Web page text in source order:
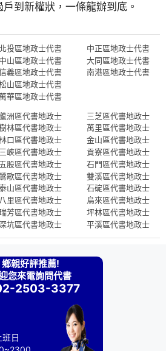
到新權狀，一條龍辦到底。
投區地政士代書
中山區地政士代書
義區地政士代書
山區地政士代書
華區地政士代書
中正區地政士代書
大同區地政士代書
南港區地政士代書
洲區代書地政士
林區代書地政士
口區代書地政士
三峽區代書地政士
五股區代書地政士
鶯歌區代書地政士
山區代書地政士
八里區代書地政士
芳區代書地政士
坑區代書地政士
三芝區代書地政士
萬里區代書地政士
金山區代書地政士
貢寮區代書地政士
石門區代書地政士
雙溪區代書地政士
石碇區代書地政士
烏來區代書地政士
坪林區代書地政士
平溪區代書地政士
鄉親好評推薦!
您來電詢問代書
2503-3377
班日